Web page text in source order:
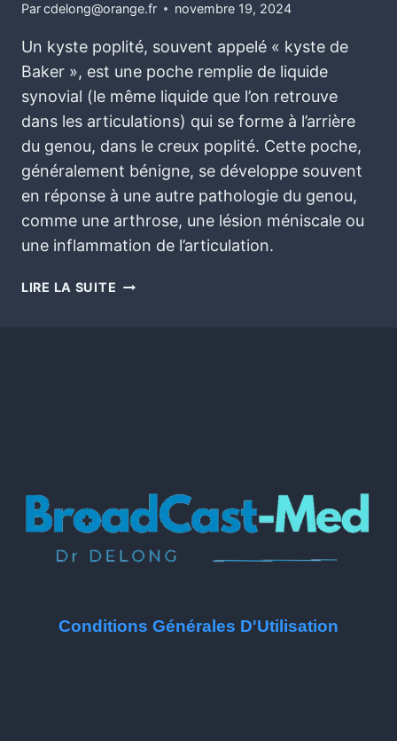
Parcdelong@orange.fr novembre 19, 2024
Un kyste poplité, souvent appelé « kyste de
Baker », est une poche remplie de liquide
synovial (le même liquide que l’on retrouve
dans les articulations) qui se forme à l’arrière
du genou, dans le creux poplité. Cette poche,
généralement bénigne, se développe souvent
en réponse à une autre pathologie du genou,
comme une arthrose, une lésion méniscale ou
une inflammation de l’articulation.
LIRE LA SUITE
Conditions Générales D'Utilisation